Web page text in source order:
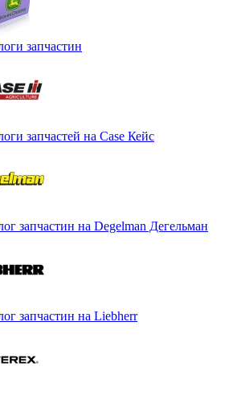
запчастин
запчастей на Case Кейс
запчастин на Degelman Дегельман
запчастин на Liebherr